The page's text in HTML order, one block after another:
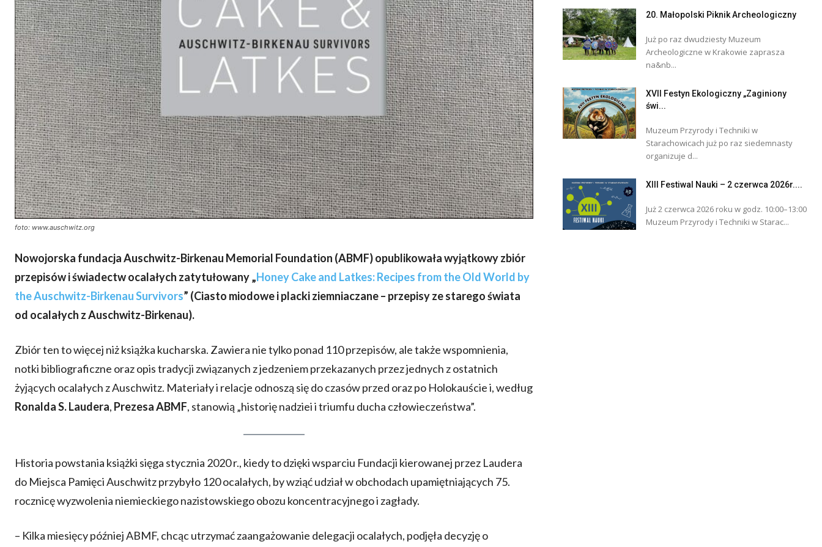
foto: www.auschwitz.org
Nowojorska fundacja Auschwitz-Birkenau Memorial Foundation (ABMF) opublikowała wyjątkowy zbiór
przepisów i świadectw ocalałych zatytułowany „Honey Cake and Latkes: Recipes from the Old World by
the Auschwitz-Birkenau Survivors” (Ciasto miodowe i placki ziemniaczane – przepisy ze starego świata
od ocalałych z Auschwitz-Birkenau).
Zbiór ten to więcej niż książka kucharska. Zawiera nie tylko ponad 110 przepisów, ale także wspomnienia,
notki bibliograficzne oraz opis tradycji związanych z jedzeniem przekazanych przez jednych z ostatnich
żyjących ocalałych z Auschwitz. Materiały i relacje odnoszą się do czasów przed oraz po Holokauście i, według
Ronalda S. Laudera, Prezesa ABMF, stanowią „historię nadziei i triumfu ducha człowieczeństwa”.
Historia powstania książki sięga stycznia 2020 r., kiedy to dzięki wsparciu Fundacji kierowanej przez Laudera
do Miejsca Pamięci Auschwitz przybyło 120 ocalałych, by wziąć udział w obchodach upamiętniających 75.
rocznicę wyzwolenia niemieckiego nazistowskiego obozu koncentracyjnego i zagłady.
– Kilka miesięcy później ABMF, chcąc utrzymać zaangażowanie delegacji ocalałych, podjęła decyzję o
20. Małopolski Piknik Archeologiczny
Już po raz dwudziesty Muzeum
Archeologiczne w Krakowie zaprasza
na&nb...
XVII Festyn Ekologiczny „Zaginiony
świ...
Muzeum Przyrody i Techniki w
Starachowicach już po raz siedemnasty
organizuje d...
XIII Festiwal Nauki – 2 czerwca 2026r....
Już 2 czerwca 2026 roku w godz. 10:00–13:00
Muzeum Przyrody i Techniki w Starac...